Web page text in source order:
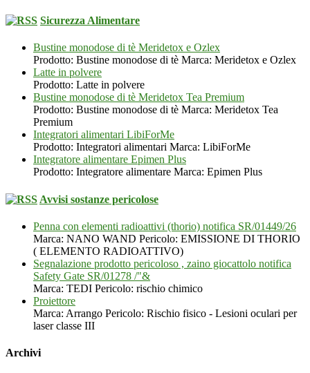
Sicurezza Alimentare
Bustine monodose di tè Meridetox e Ozlex
Prodotto: Bustine monodose di tè Marca: Meridetox e Ozlex
Latte in polvere
Prodotto: Latte in polvere
Bustine monodose di tè Meridetox Tea Premium
Prodotto: Bustine monodose di tè Marca: Meridetox Tea
Premium
Integratori alimentari LibiForMe
Prodotto: Integratori alimentari Marca: LibiForMe
Integratore alimentare Epimen Plus
Prodotto: Integratore alimentare Marca: Epimen Plus
Avvisi sostanze pericolose
Penna con elementi radioattivi (thorio) notifica SR/01449/26
Marca: NANO WAND Pericolo: EMISSIONE DI THORIO
( ELEMENTO RADIOATTIVO)
Segnalazione prodotto pericoloso , zaino giocattolo notifica
Safety Gate SR/01278 /"&
Marca: TEDI Pericolo: rischio chimico
Proiettore
Marca: Arrango Pericolo: Rischio fisico - Lesioni oculari per
laser classe III
Archivi